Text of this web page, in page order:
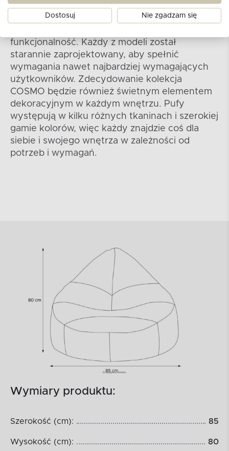
Kolekcja COSMO to seria puf typu sacco, które
funkcjonalność. Każdy z modeli został
starannie zaprojektowany, aby spełnić
wymagania nawet najbardziej wymagających
użytkowników. Zdecydowanie kolekcja
COSMO będzie również świetnym elementem
dekoracyjnym w każdym wnętrzu. Pufy
występują w kilku różnych tkaninach i szerokiej
gamie kolorów, więc każdy znajdzie coś dla
siebie i swojego wnętrza w zależności od
potrzeb i wymagań.
Wymiary produktu:
Szerokość (cm): 85
Wysokość (cm): 80
Dostosuj Nie zgadzam się